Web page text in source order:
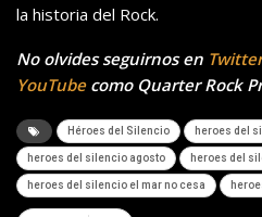
la historia del Rock.
No olvides seguirnos en Twitter
YouTubecomo Quarter Rock
Héroes del Silencio heroes del
heroes del silencio agosto heroes del
heroes del silencio el mar no cesa